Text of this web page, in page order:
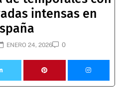
intensas en
ENERO 24, 2026 0